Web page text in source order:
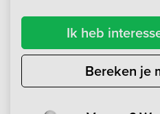
Ik heb
Bereken je